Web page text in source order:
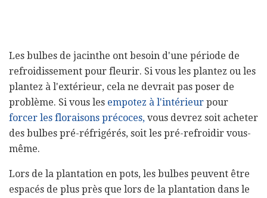
Les bulbes de jacinthe ont besoin d'une période de
refroidissement pour fleurir. Si vous les plantez ou les
plantez à l'extérieur, cela ne devrait pas poser de
problème. Si vous les empotez à l'intérieur pour
forcer les floraisons précoces, vous devrez soit acheter
des bulbes pré-réfrigérés, soit les pré-refroidir vous-
même.
Lors de la plantation en pots, les bulbes peuvent être
espacés de plus près que lors de la plantation dans le